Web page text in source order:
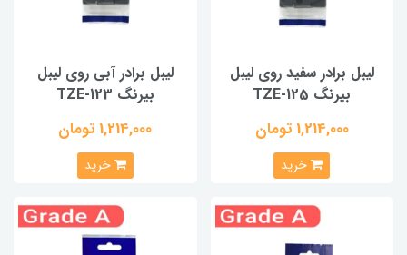
لیبل برادر سفید روی لیبل
بیرنگ TZE-125
1,214,000 تومان
خرید
لیبل برادر آبی روی لیبل
بیرنگ TZE-123
1,214,000 تومان
خرید